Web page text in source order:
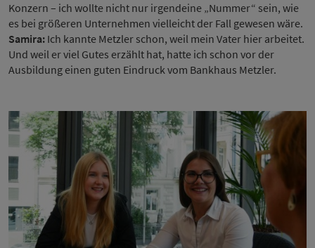
Konzern – ich wollte nicht nur irgendeine „Nummer“ sein, wie
es bei größeren Unternehmen vielleicht der Fall gewesen wäre.
Samira: Ich kannte Metzler schon, weil mein Vater hier arbeitet.
Und weil er viel Gutes erzählt hat, hatte ich schon vor der
Ausbildung einen guten Eindruck vom Bankhaus Metzler.